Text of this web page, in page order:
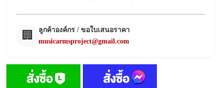
🏢
ลูกค้าองค์กร / ขอใบเสนอราคา
musicarmsproject@gmail.com